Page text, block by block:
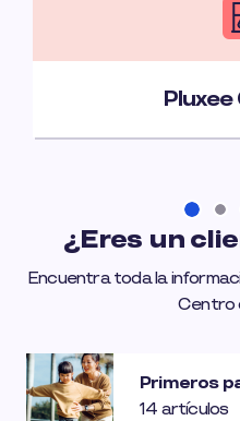
Pluxee
¿Eres un
Encuentra toda la
Centro
Primeros
14 artículos